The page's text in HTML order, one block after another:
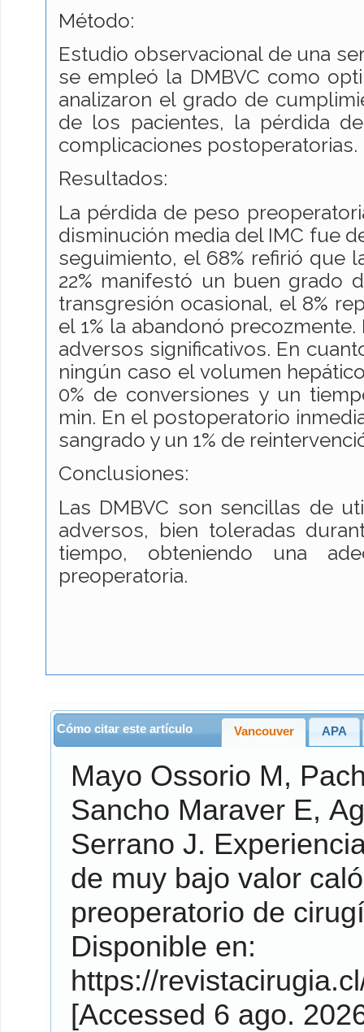
Método:
Estudio observacional de una
se empleó la DMBVC como
analizaron el grado de
de los pacientes, la pérdida
complicaciones postoperatorias.
Resultados:
La pérdida de peso
disminución media del IMC fue
seguimiento, el 68% refirió que
22% manifestó un buen grado
transgresión ocasional, el 8%
el 1% la abandonó
adversos significativos. En
ningún caso el volumen
0% de conversiones y un
min. En el postoperatorio
sangrado y un 1% de
Conclusiones:
Las DMBVC son sencillas de
adversos, bien toleradas
tiempo, obteniendo una
preoperatoria.
Cómo citar este artículo Vancouver APA
Mayo Ossorio M,
Sancho MaraverE,
Serrano J. Experiencia del empleo sistemático de la dieta
de muy bajo valor
preoperatorio de
Disponible en:
https://
[Accessed 6 ago.